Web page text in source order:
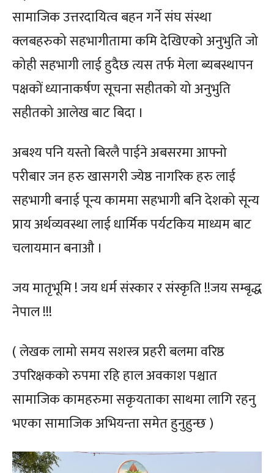
सामाजिक उत्तरदायित्व बहन गर्ने संघ संस्था
क्लबहरुको सहभागीतामा कमि देखिएको अनुभुति जो
कोही सहभागी लाई हुदैछ त्यस तर्फ मेला ब्यबस्थापन
पक्षकों ध्यानाकर्षण सूचना सहीतको यो अनुभुति
सहीतको आलेख बाट बिदा ।
अबश्य पनि यस्तो बिरलै पाईने अबसरमा आफ्नो
परीबार जन हरु खासगरी ज्येष्ठ नागरिक हरु लाई
सहभागी बनाई पून्य काममा सहभागी बनि देशको सून्य
प्राय अर्थव्यवस्था लाई धार्मिक पर्यटकिय माध्यम बाट
चलायमान बनाऔ ।
जय मातृभूमि ! जय धर्म संस्कार र संस्कृति !!जय सम्बृद्ध
नेपाल !!!
( लेखक लामो समय सशस्त्र प्रहरी बलमा वरिष्ठ
उपरिक्षकको रुपमा रहि हाल अवकाश पश्चात
सामाजिक कामहरुमा सकृयताका साथमा लागि रहनु
भएका सामाजिक अभियन्ता समेत हुनुहुन्छ )